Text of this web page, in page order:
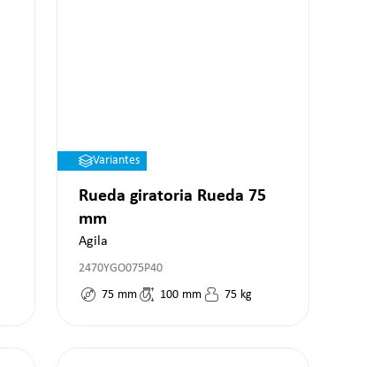
Variantes
Rueda giratoria Rueda 75
mm
Agila
2470YGO075P40
75 mm 100 mm 75 kg